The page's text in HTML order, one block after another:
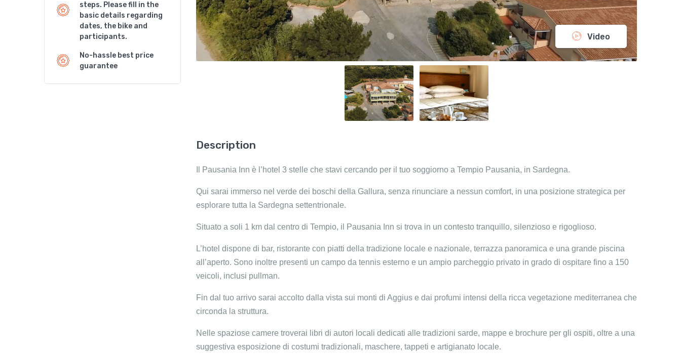
steps. Please fill in the
basic details regarding
dates, the bike and
participants.
No-hassle best price
guarantee
Video
Description
Il Pausania Inn è l’hotel 3 stelle che stavi cercando per il tuo soggiorno a Tempio Pausania, in Sardegna.
Qui sarai immerso nel verde dei boschi della Gallura, senza rinunciare a nessun comfort, in una posizione strategica per
esplorare tutta la Sardegna settentrionale.
Situato a soli 1 km dal centro di Tempio, il Pausania Inn si trova in un contesto tranquillo, silenzioso e rigoglioso.
L’hotel dispone di bar, ristorante con piatti della tradizione locale e nazionale, terrazza panoramica e una grande piscina
all’aperto. Sono inoltre presenti un campo da tennis esterno e un ampio parcheggio privato in grado di ospitare fino a 150
veicoli, inclusi pullman.
Fin dal tuo arrivo sarai accolto dalla vista sui monti di Aggius e dai profumi intensi della ricca vegetazione mediterranea che
circonda la struttura.
Nelle spaziose camere troverai libri di autori locali dedicati alle tradizioni sarde, mappe e brochure per gli ospiti, oltre a una
suggestiva esposizione di costumi tradizionali, maschere, tappeti e artigianato locale.